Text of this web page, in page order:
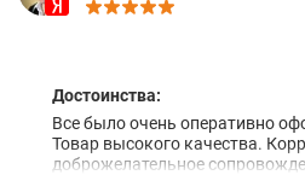
Достоинства:
Все было очень оперативно
Товар высокого качества.
доброжелательное